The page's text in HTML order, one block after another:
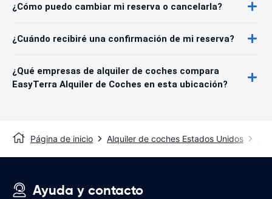
¿Cómo puedo cambiar mi reserva o cancelarla?
¿Cuándo recibiré una confirmación de mi reserva?
¿Qué empresas de alquiler de coches compara
EasyTerra Alquiler de Coches en esta ubicación?
Página de inicio Alquiler de coches Estados Unidos
Ayuda y contacto